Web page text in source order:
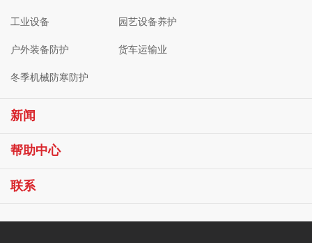
工业设备 园艺设备养护
户外装备防护 货车运输业
冬季机械防寒防护
新闻
帮助中心
联系